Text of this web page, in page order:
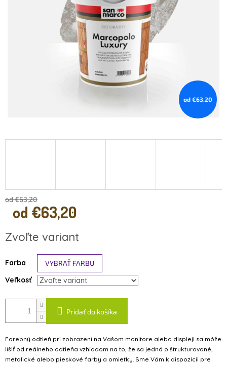
od €63,20
od €63,20
od €63,20
Jednotková
cena:
Zvoľte variant
Farba
Veľkosť
Pridať do košíka
Farebný odtieň pri zobrazení na Vašom monitore alebo displeji sa môže
líšiť od reálneho odtieňa vzhľadom na to, že sa jedná o štrukturované,
metalické alebo pieskové farby a omietky. Sme Vám k dispozícii pre